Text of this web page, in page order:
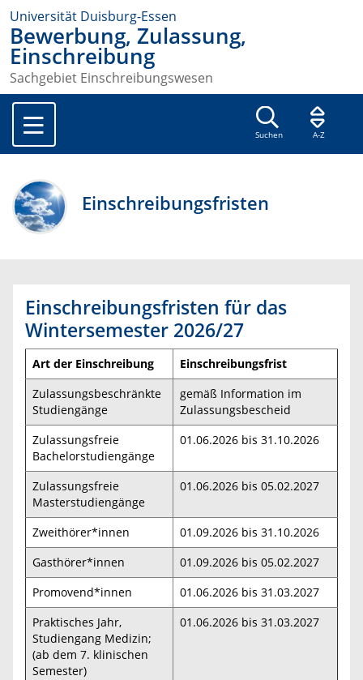
Universität Duisburg-Essen
Bewerbung, Zulassung,
Einschreibung
Sachgebiet Einschreibungswesen
Suchen A-Z
Einschreibungsfristen
Einschreibungsfristen für das
Wintersemester 2026/27
Art der Einschreibung
Einschreibungsfrist
Zulassungsbeschränkte
Studiengänge
gemäß Information im
Zulassungsbescheid
Zulassungsfreie
Bachelorstudiengänge
01.06.2026 bis 31.10.2026
Zulassungsfreie
Masterstudiengänge
01.06.2026 bis 05.02.2027
Zweithörer*innen
01.09.2026 bis 31.10.2026
Gasthörer*innen
01.09.2026 bis 05.02.2027
Promovend*innen
01.06.2026 bis 31.03.2027
Praktisches Jahr,
Studiengang Medizin;
(ab dem 7. klinischen
Semester)
01.06.2026 bis 31.03.2027